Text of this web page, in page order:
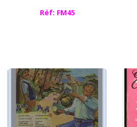
​Réf: FM45